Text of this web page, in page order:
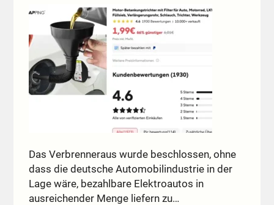
Das Verbrenneraus wurde beschlossen, ohne
dass die deutsche Automobilindustrie in der
Lage wäre, bezahlbare Elektroautos in
ausreichender Menge liefern zu…